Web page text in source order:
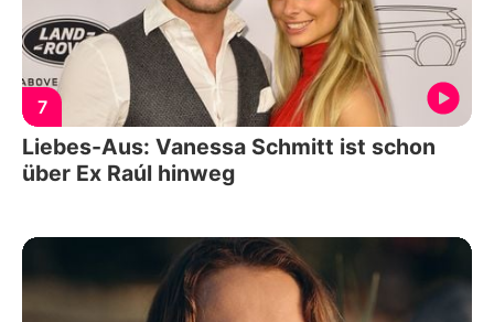
7
Liebes-Aus: Vanessa Schmitt ist schon
über Ex Raúl hinweg